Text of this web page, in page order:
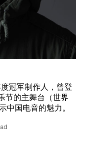
冠军制作人，曾登
节的主舞台（世界
国电音的魅力。